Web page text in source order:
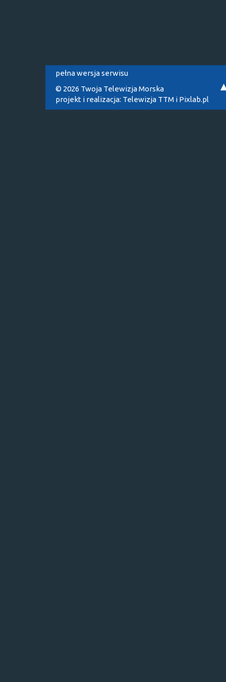
pełna wersja serwisu
© 2026 Twoja Telewizja Morska
projekt i realizacja: Telewizja TTM i Pixlab.pl